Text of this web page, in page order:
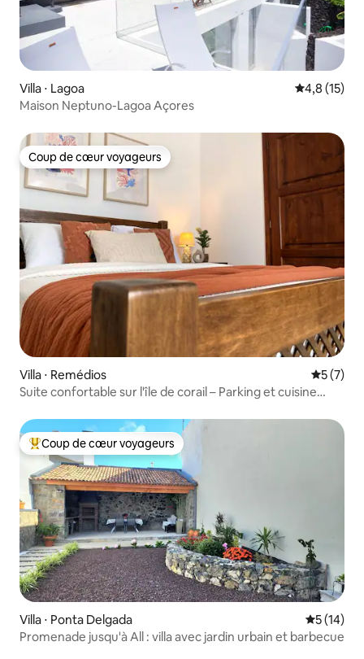
Villa ⋅ Lagoa Évaluation
4,8 (15)
Maison Neptuno-Lagoa Açores
Coup de cœur voyageurs
Coup de cœur voyageurs
Villa ⋅ Remédios
5 (7)
Suite confortable sur l'île de corail – Parking et cuisine
Coups de cœur voyageurs les plus appréciés
Coup de cœur voyageurs
Villa ⋅ Ponta Delgada
5 (14)
Promenade jusqu'à All : villa avec jardin urbain et barbecue